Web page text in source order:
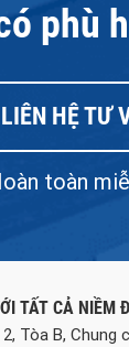
phù
LIÊN HỆ TƯ
toàn
TẤT CẢ NIỀM
Tòa B, Chung